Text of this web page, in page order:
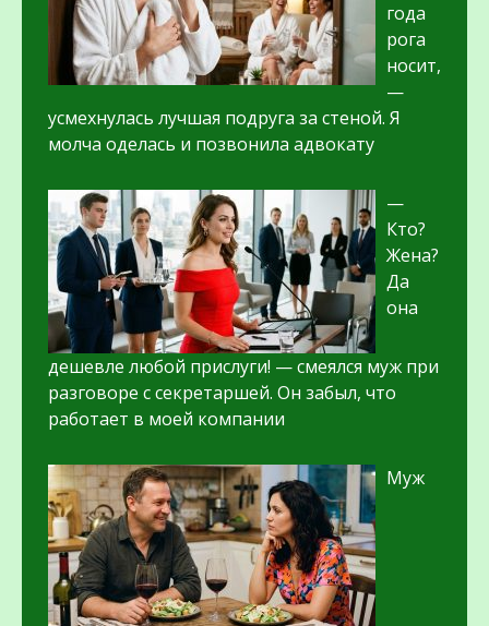
года
рога
носит,
—
усмехнулась лучшая подруга за стеной. Я
молча оделась и позвонила адвокату
—
Кто?
Жена?
Да
она
дешевле любой прислуги! — смеялся муж при
разговоре с секретаршей. Он забыл, что
работает в моей компании
Муж